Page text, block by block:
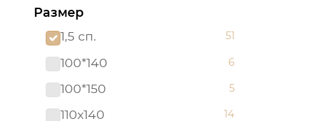
Махра
Махровые полотенца "Арт
Дизайн" (Турция)
Набор в кроватку (бязь) 5
2
Размер
1,5 сп.
51
100*140 6
100*150 5
110х140 14